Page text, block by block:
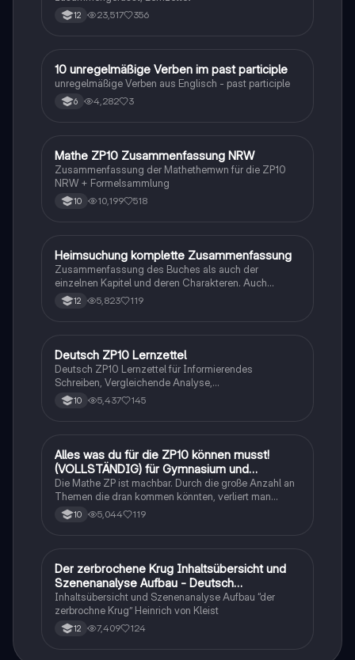
12 23,517 356
1 Englisch
10 unregelmäßige Verben im past participle
unregelmäßige Verben aus Englisch - past participle
6 4,282 3
Mathe
Mathe ZP10 Zusammenfassung NRW
Zusammenfassung der Mathethemwn für die ZP10
NRW + Formelsammlung
10 10,199 518
Deutsch
Heimsuchung komplette Zusammenfassung
Zusammenfassung des Buches als auch der
einzelnen Kapitel und deren Charakteren. Auch
tabellarisch. Im Unterricht ohne KI erstellt
12 5,823 119
Deutsch
Deutsch ZP10 Lernzettel
Deutsch ZP10 Lernzettel für Informierendes
Schreiben, Vergleichende Analyse,
Sachtexte/Roman/Gedicht..
10 5,437 145
Mathe
Alles was du für die ZP10 können musst!
(VOLLSTÄNDIG) für Gymnasium und
Realschule
Die Mathe ZP ist machbar. Durch die große Anzahl an
Themen die dran kommen könnten, verliert man
schnell den Überblick. Also habe ich von den kleinsten
Themen bis hin zu den größten alles
10 5,044 119
Deutsch
Der zerbrochene Krug Inhaltsübersicht und
Szenenanalyse Aufbau - Deutsch
Q1/Q2/Abitur
Inhaltsübersicht und Szenenanalyse Aufbau “der
zerbrochne Krug” Heinrich von Kleist
12 7,409 124